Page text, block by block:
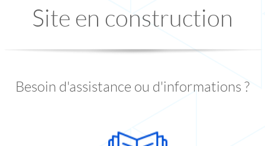
Site en construction
Besoin d'assistance ou d'informations ?